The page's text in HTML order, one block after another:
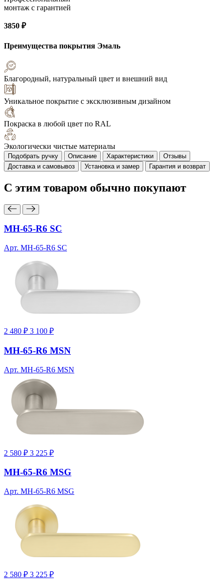
монтаж с гарантией
3850 ₽
Преимущества покрытия Эмаль
Благородный, натуральный цвет и внешний вид
Уникальное покрытие с эксклюзивным дизайном
Покраска в любой цвет по RAL
Экологически чистые материалы
Подобрать ручку Описание Характеристики
Отзывы
Доставка и самовывоз
Установка и замер Гарантия и возврат
С этим товаром обычно покупают
MH-65-R6 SC
Арт. MH-65-R6 SC
2 480 ₽ 3 100 ₽
MH-65-R6 MSN
Арт. MH-65-R6 MSN
2 580 ₽ 3 225 ₽
MH-65-R6 MSG
Арт. MH-65-R6 MSG
2 580 ₽ 3 225 ₽